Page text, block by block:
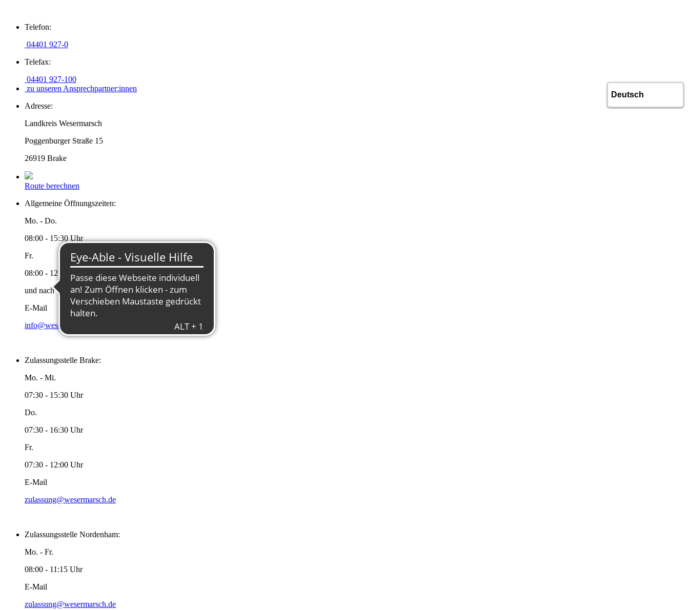
Inhalt
Telefon:
04401 927-0
Telefax:
04401 927-100
zu unseren Ansprechpartner:innen
Adresse:
Landkreis Wesermarsch
Poggenburger Straße 15
26919 Brake
Route berechnen
Allgemeine Öffnungszeiten:
Mo. - Do.
08:00 - 15:30 Uhr
Fr.
08:00 - 12:00 Uhr
und nach Vereinbarung
E-Mail
info@wesermarsch.de
Zulassungsstelle Brake:
Mo. - Mi.
07:30 - 15:30 Uhr
Do.
07:30 - 16:30 Uhr
Fr.
07:30 - 12:00 Uhr
E-Mail
zulassung@wesermarsch.de
Zulassungsstelle Nordenham:
Mo. - Fr.
08:00 - 11:15 Uhr
E-Mail
zulassung@wesermarsch.de